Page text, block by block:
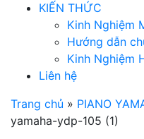
KIẾN THỨC
Kinh Nghiệm
Hướng dẫn
Kinh Nghiệm
Liên hệ
Trang chủ » PIANO
yamaha-ydp-105 (1)